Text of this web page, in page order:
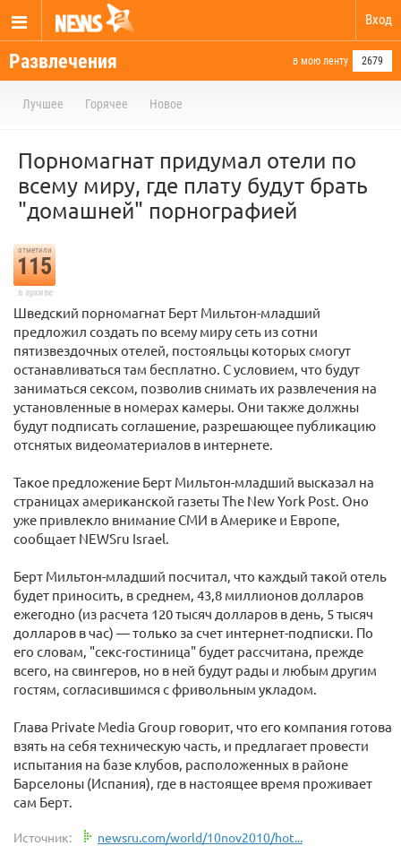
Вход
Развлечения в мою ленту 2679
Лучшее Горячее Новое
Порномагнат придумал отели по
всему миру, где плату будут брать
"домашней" порнографией
отметили
115
в архиве
Шведский порномагнат Берт Мильтон-младший
предложил создать по всему миру сеть из сотни
пятизвездочных отелей, постояльцы которых смогут
останавливаться там бесплатно. С условием, что будут
заниматься сексом, позволив снимать их развлечения на
установленные в номерах камеры. Они также должны
будут подписать соглашение, разрешающее публикацию
отснятых видеоматериалов в интернете.
Такое предложение Берт Мильтон-младший высказал на
страницах американской газеты The New York Post. Оно
уже привлекло внимание СМИ в Америке и Европе,
сообщает NEWSru Israel.
Берт Мильтон-младший посчитал, что каждый такой отель
будет приносить, в среднем, 43,8 миллионов долларов
ежегодно (из расчета 120 тысяч долларов в день, 5 тысяч
долларов в час) — только за счет интернет-подписки. По
его словам, "секс-гостиница" будет рассчитана, прежде
всего, на свингеров, но в ней будут рады и любым другим
гостям, согласившимся с фривольным укладом.
Глава Private Media Group говорит, что его компания готова
взять на себя техническую часть, и предлагает провести
испытания на базе клубов, расположенных в районе
Барселоны (Испания), где в настоящее время проживает
сам Берт.
Источник: newsru.com/world/10nov2010/hot...